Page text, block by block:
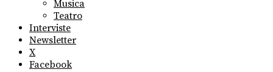
Musica
Teatro
Interviste
Newsletter
X
Facebook